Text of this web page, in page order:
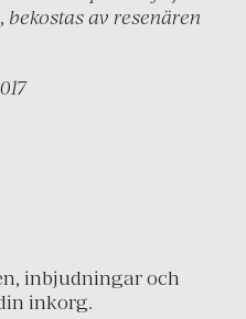
bekostas av resenären
inbjudningar och
inkorg.